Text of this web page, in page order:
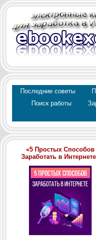
Последние советы
Поиск работы
«5 Простых Способов
Заработать в